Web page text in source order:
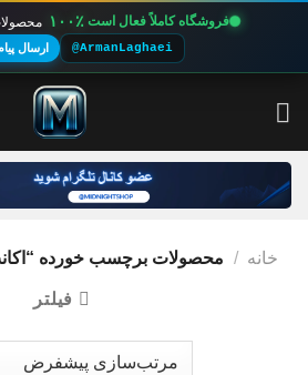
فروشگاه کاملاً فعال است ۱۰۰٪
@ArmanLaghaei ارسال
خانه / محصولات برچسب خورده
فیلتر